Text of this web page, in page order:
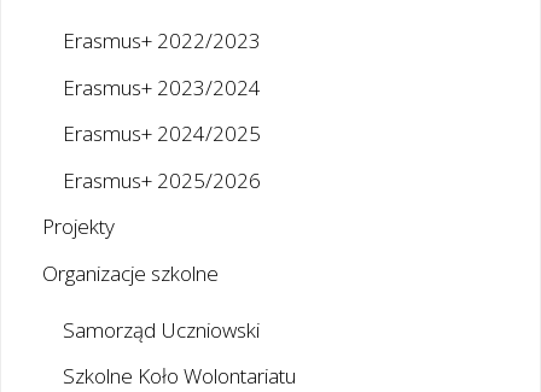
Erasmus+ 2022/2023
Erasmus+ 2023/2024
Erasmus+ 2024/2025
Erasmus+ 2025/2026
Projekty
Organizacje szkolne
Samorząd Uczniowski
Szkolne Koło Wolontariatu